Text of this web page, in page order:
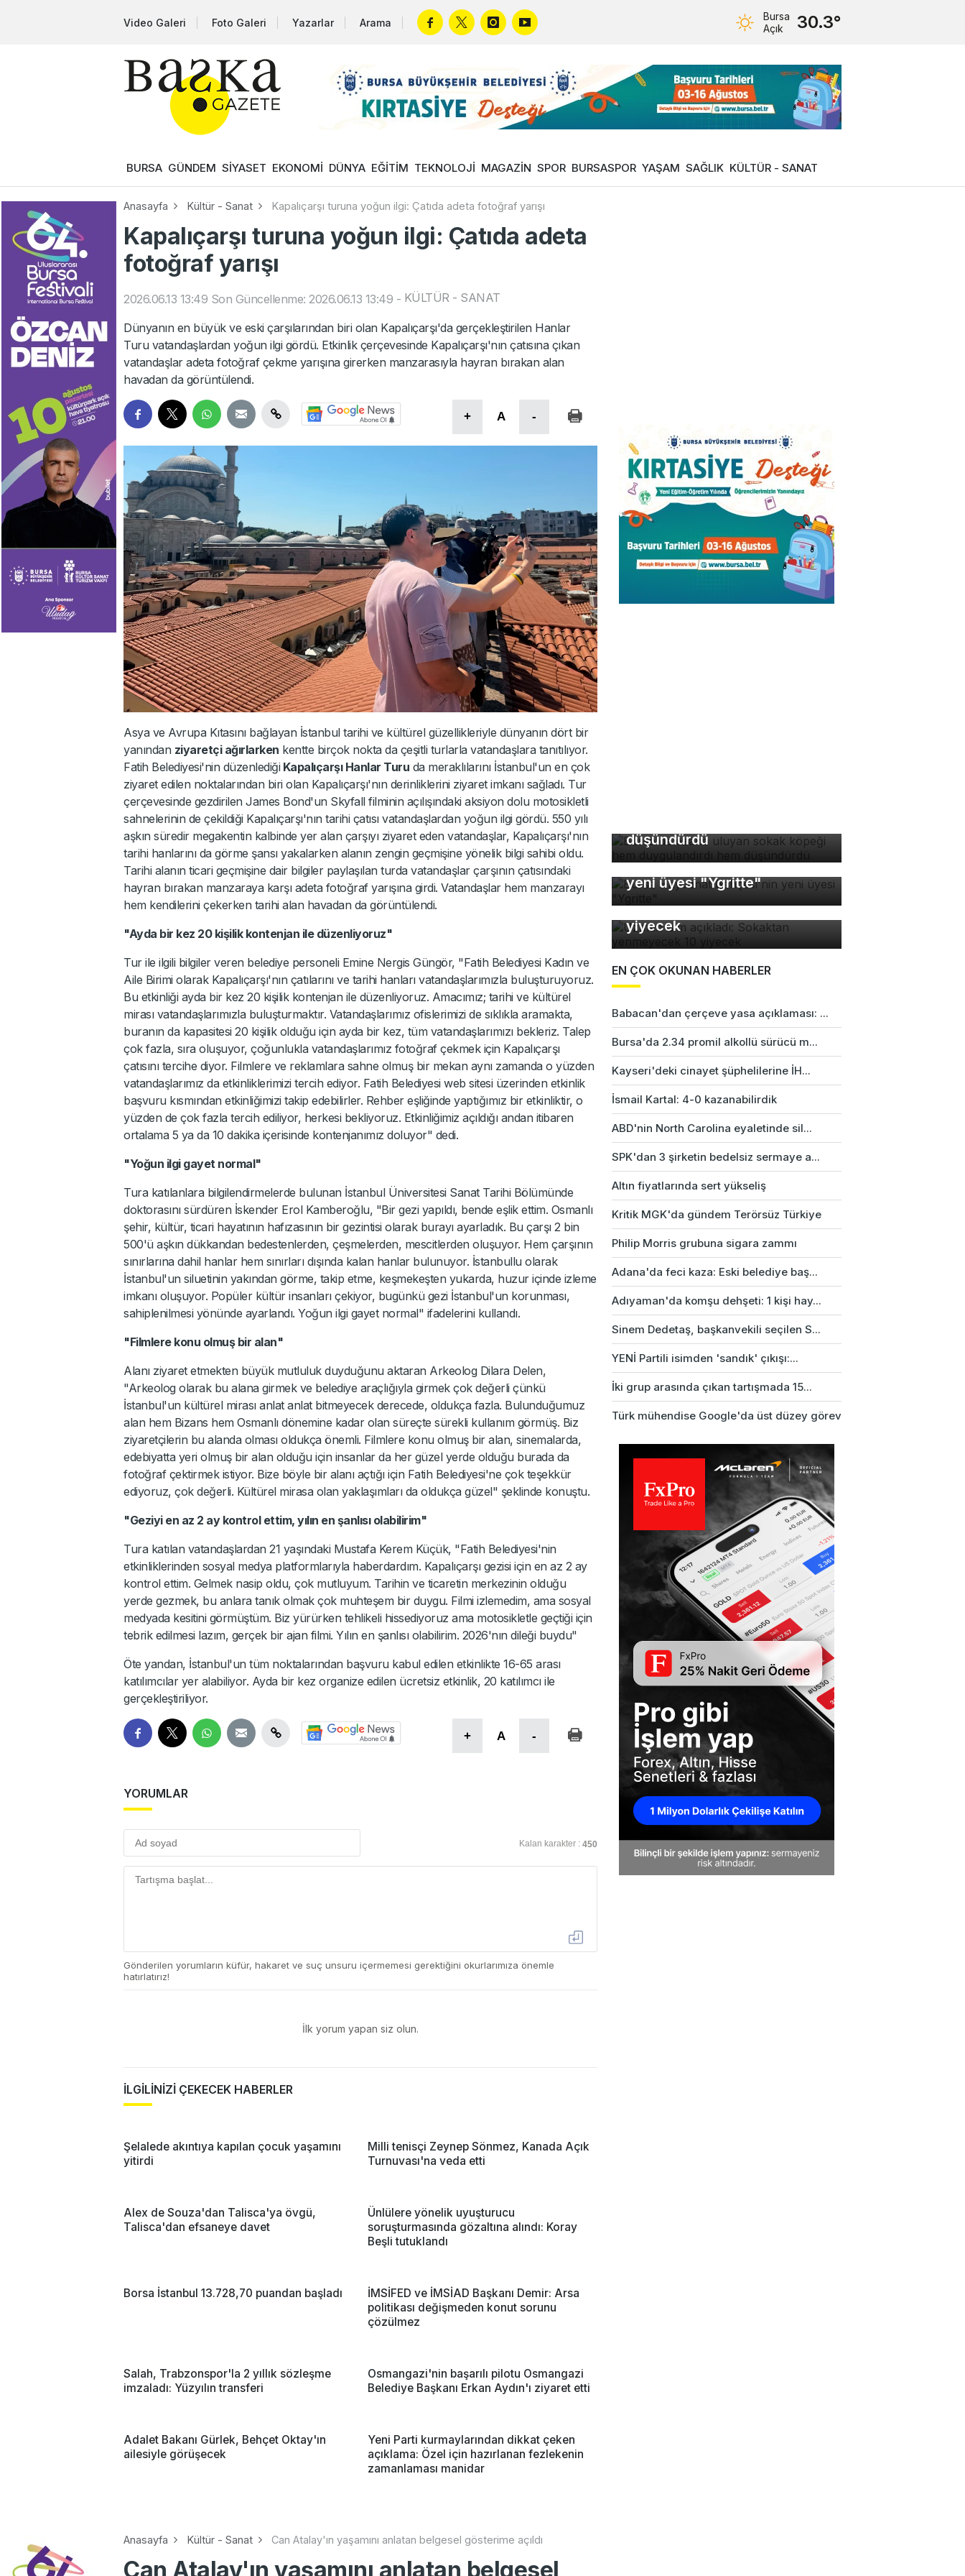
Video Galeri Foto Galeri Yazarlar Arama
Bursa
Açık
30.3°
BURSA GÜNDEM SİYASET EKONOMİ DÜNYA EĞİTİM TEKNOLOJİ MAGAZİN SPOR BURSASPOR YAŞAM SAĞLIK KÜLTÜR - SANAT
Anasayfa Kültür - Sanat Kapalıçarşı turuna yoğun ilgi: Çatıda adeta fotoğraf yarışı
Kapalıçarşı turuna yoğun ilgi: Çatıda adeta
fotoğraf yarışı
2026.06.13 13:49 Son Güncellenme: 2026.06.13 13:49 - KÜLTÜR - SANAT
Dünyanın en büyük ve eski çarşılarından biri olan Kapalıçarşı'da gerçekleştirilen Hanlar
Turu vatandaşlardan yoğun ilgi gördü. Etkinlik çerçevesinde Kapalıçarşı'nın çatısına çıkan
vatandaşlar adeta fotoğraf çekme yarışına girerken manzarasıyla hayran bırakan alan
havadan da görüntülendi.
+ A -
Asya ve Avrupa Kıtasını bağlayan İstanbul tarihi ve kültürel güzellikleriyle dünyanın dört bir
yanından ziyaretçi ağırlarken kentte birçok nokta da çeşitli turlarla vatandaşlara tanıtılıyor.
Fatih Belediyesi'nin düzenlediği Kapalıçarşı Hanlar Turu da meraklılarını İstanbul'un en çok
ziyaret edilen noktalarından biri olan Kapalıçarşı'nın derinliklerini ziyaret imkanı sağladı. Tur
çerçevesinde gezdirilen James Bond'un Skyfall filminin açılışındaki aksiyon dolu motosikletli
sahnelerinin de çekildiği Kapalıçarşı'nın tarihi çatısı vatandaşlardan yoğun ilgi gördü. 550 yılı
aşkın süredir megakentin kalbinde yer alan çarşıyı ziyaret eden vatandaşlar, Kapalıçarşı'nın
tarihi hanlarını da görme şansı yakalarken alanın zengin geçmişine yönelik bilgi sahibi oldu.
Tarihi alanın ticari geçmişine dair bilgiler paylaşılan turda vatandaşlar çarşının çatısındaki
hayran bırakan manzaraya karşı adeta fotoğraf yarışına girdi. Vatandaşlar hem manzarayı
hem kendilerini çekerken tarihi alan havadan da görüntülendi.
"Ayda bir kez 20 kişilik kontenjan ile düzenliyoruz"
Tur ile ilgili bilgiler veren belediye personeli Emine Nergis Güngör, "Fatih Belediyesi Kadın ve
Aile Birimi olarak Kapalıçarşı'nın çatılarını ve tarihi hanları vatandaşlarımızla buluşturuyoruz.
Bu etkinliği ayda bir kez 20 kişilik kontenjan ile düzenliyoruz. Amacımız; tarihi ve kültürel
mirası vatandaşlarımızla buluşturmaktır. Vatandaşlarımız ofislerimizi de sıklıkla aramakta,
buranın da kapasitesi 20 kişilik olduğu için ayda bir kez, tüm vatandaşlarımızı bekleriz. Talep
çok fazla, sıra oluşuyor, çoğunlukla vatandaşlarımız fotoğraf çekmek için Kapalıçarşı
çatısını tercihe diyor. Filmlere ve reklamlara sahne olmuş bir mekan aynı zamanda o yüzden
vatandaşlarımız da etkinliklerimizi tercih ediyor. Fatih Belediyesi web sitesi üzerinden etkinlik
başvuru kısmından etkinliğimizi takip edebilirler. Rehber eşliğinde yaptığımız bir etkinliktir, o
yüzden de çok fazla tercih ediliyor, herkesi bekliyoruz. Etkinliğimiz açıldığı andan itibaren
ortalama 5 ya da 10 dakika içerisinde kontenjanımız doluyor" dedi.
"Yoğun ilgi gayet normal"
Tura katılanlara bilgilendirmelerde bulunan İstanbul Üniversitesi Sanat Tarihi Bölümünde
doktorasını sürdüren İskender Erol Kamberoğlu, "Bir gezi yapıldı, bende eşlik ettim. Osmanlı
şehir, kültür, ticari hayatının hafızasının bir gezintisi olarak burayı ayarladık. Bu çarşı 2 bin
500'ü aşkın dükkandan bedestenlerden, çeşmelerden, mescitlerden oluşuyor. Hem çarşının
sınırlarına dahil hanlar hem sınırları dışında kalan hanlar bulunuyor. İstanbullu olarak
İstanbul'un siluetinin yakından görme, takip etme, keşmekeşten yukarda, huzur içinde izleme
imkanı oluşuyor. Popüler kültür insanları çekiyor, bugünkü gezi İstanbul'un korunması,
sahiplenilmesi yönünde ayarlandı. Yoğun ilgi gayet normal" ifadelerini kullandı.
"Filmlere konu olmuş bir alan"
Alanı ziyaret etmekten büyük mutluluk duyduğunu aktaran Arkeolog Dilara Delen,
"Arkeolog olarak bu alana girmek ve belediye araçlığıyla girmek çok değerli çünkü
İstanbul'un kültürel mirası anlat anlat bitmeyecek derecede, oldukça fazla. Bulunduğumuz
alan hem Bizans hem Osmanlı dönemine kadar olan süreçte sürekli kullanım görmüş. Biz
ziyaretçilerin bu alanda olması oldukça önemli. Filmlere konu olmuş bir alan, sinemalarda,
edebiyatta yeri olmuş bir alan olduğu için insanlar da her güzel yerde olduğu burada da
fotoğraf çektirmek istiyor. Bize böyle bir alanı açtığı için Fatih Belediyesi'ne çok teşekkür
ediyoruz, çok değerli. Kültürel mirasa olan yaklaşımları da oldukça güzel" şeklinde konuştu.
"Geziyi en az 2 ay kontrol ettim, yılın en şanlısı olabilirim"
Tura katılan vatandaşlardan 21 yaşındaki Mustafa Kerem Küçük, "Fatih Belediyesi'nin
etkinliklerinden sosyal medya platformlarıyla haberdardım. Kapalıçarşı gezisi için en az 2 ay
kontrol ettim. Gelmek nasip oldu, çok mutluyum. Tarihin ve ticaretin merkezinin olduğu
yerde gezmek, bu anlara tanık olmak çok muhteşem bir duygu. Filmi izlemedim, ama sosyal
medyada kesitini görmüştüm. Biz yürürken tehlikeli hissediyoruz ama motosikletle geçtiği için
tebrik edilmesi lazım, gerçek bir ajan filmi. Yılın en şanlısı olabilirim. 2026'nın dileği buydu"
Öte yandan, İstanbul'un tüm noktalarından başvuru kabul edilen etkinlikte 16-65 arası
katılımcılar yer alabiliyor. Ayda bir kez organize edilen ücretsiz etkinlik, 20 katılımcı ile
gerçekleştiriliyor.
+ A -
YORUMLAR
Kalan karakter : 450
Gönderilen yorumların küfür, hakaret ve suç unsuru içermemesi gerektiğini okurlarımıza önemle
hatırlatırız!
İlk yorum yapan siz olun.
İLGİLİNİZİ ÇEKECEK HABERLER
Şelalede akıntıya kapılan çocuk yaşamını
yitirdi
Milli tenisçi Zeynep Sönmez, Kanada Açık
Turnuvası'na veda etti
Alex de Souza'dan Talisca'ya övgü,
Talisca'dan efsaneye davet
Ünlülere yönelik uyuşturucu
soruşturmasında gözaltına alındı: Koray
Beşli tutuklandı
Borsa İstanbul 13.728,70 puandan başladı
İMSİFED ve İMSİAD Başkanı Demir: Arsa
politikası değişmeden konut sorunu
çözülmez
Salah, Trabzonspor'la 2 yıllık sözleşme
imzaladı: Yüzyılın transferi
Osmangazi'nin başarılı pilotu Osmangazi
Belediye Başkanı Erkan Aydın'ı ziyaret etti
Adalet Bakanı Gürlek, Behçet Oktay'ın
ailesiyle görüşecek
Yeni Parti kurmaylarından dikkat çeken
açıklama: Özel için hazırlanan fezlekenin
zamanlaması manidar
düşündürdü
Bursa Hayvanat Bahçesi'nin
yeni üyesi "Ygritte"
Uzman isim açıkladı:
Sokaktan yenmeyecek 10
yiyecek
EN ÇOK OKUNAN HABERLER
Babacan'dan çerçeve yasa açıklaması: ...
Bursa'da 2.34 promil alkollü sürücü m...
Kayseri'deki cinayet şüphelilerine İH...
İsmail Kartal: 4-0 kazanabilirdik
ABD'nin North Carolina eyaletinde sil...
SPK'dan 3 şirketin bedelsiz sermaye a...
Altın fiyatlarında sert yükseliş
Kritik MGK'da gündem Terörsüz Türkiye
Philip Morris grubuna sigara zammı
Adana'da feci kaza: Eski belediye baş...
Adıyaman'da komşu dehşeti: 1 kişi hay...
Sinem Dedetaş, başkanvekili seçilen S...
YENİ Partili isimden 'sandık' çıkışı:...
İki grup arasında çıkan tartışmada 15...
Türk mühendise Google'da üst düzey görev
Anasayfa Kültür - Sanat Can Atalay'ın yaşamını anlatan belgesel gösterime açıldı
Can Atalay'ın yaşamını anlatan belgesel